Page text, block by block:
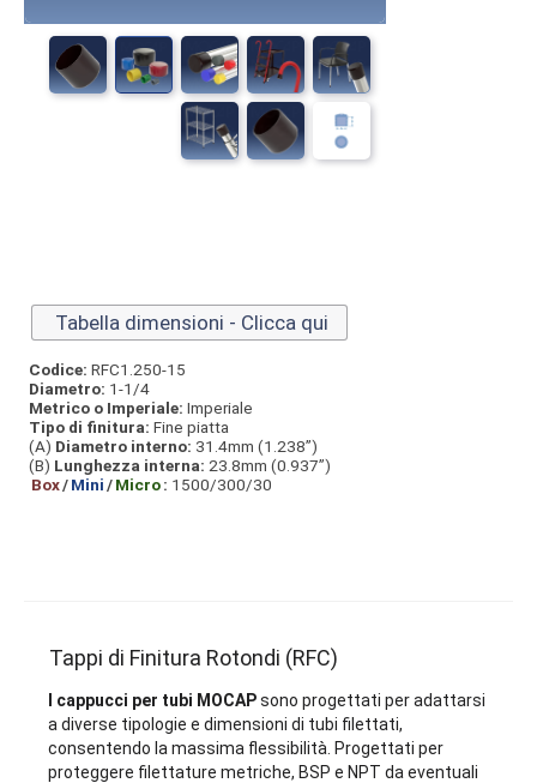
Tabella dimensioni - Clicca qui
Codice: RFC1.250-15
Diametro: 1-1/4
Metrico o Imperiale: Imperiale
Tipo di finitura: Fine piatta
(A) Diametro interno: 31.4mm (1.238”)
(B) Lunghezza interna: 23.8mm (0.937”)
Box/Mini/Micro: 1500/300/30
Tappi di Finitura Rotondi (RFC)
I cappucci per tubi MOCAPsono progettati per adattarsi
a diverse tipologie e dimensioni di tubi filettati,
consentendo la massima flessibilità. Progettati per
proteggere filettature metriche, BSP e NPT da eventuali